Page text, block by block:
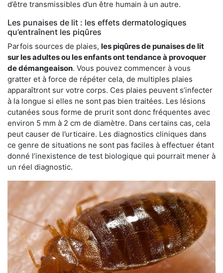
d’être transmissibles d’un être humain à un autre.
Les punaises de lit : les effets dermatologiques
qu’entraînent les piqûres
Parfois sources de plaies, les piqûres de punaises de lit
sur les adultes ou les enfants ont tendance à provoquer
de démangeaison. Vous pouvez commencer à vous
gratter et à force de répéter cela, de multiples plaies
apparaîtront sur votre corps. Ces plaies peuvent s’infecter
à la longue si elles ne sont pas bien traitées. Les lésions
cutanées sous forme de prurit sont donc fréquentes avec
environ 5 mm à 2 cm de diamètre. Dans certains cas, cela
peut causer de l’urticaire. Les diagnostics cliniques dans
ce genre de situations ne sont pas faciles à effectuer étant
donné l’inexistence de test biologique qui pourrait mener à
un réel diagnostic.